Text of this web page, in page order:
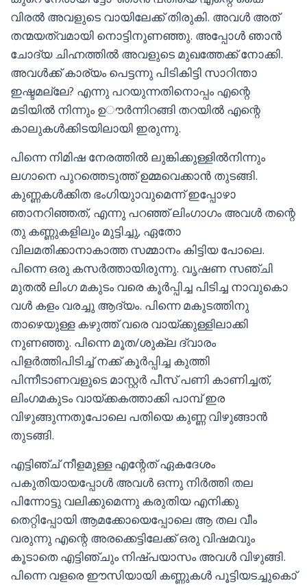
വിരൽ അവളുടെ വായിലേക്ക് തിരുകി. അവൾ അത്
തന്മയത്വമായി നൊട്ടിനുണഞ്ഞു. അപ്പോൾ ഞാൻ
ചോദ്യ ചിഹ്നത്തിൽ അവളുടെ മുഖത്തേക്ക് നോക്കി.
അവൾക്ക് കാര്യം പെട്ടന്നു പിടികിട്ടി സാറിന്താ
ഇഷ്ടമല്ലേ? എന്നു പറയുന്നതിനൊപ്പം എന്റെ
മടിയിൽ നിന്നും ഉൗർന്നിറങ്ങി തറയിൽ എന്റെ
കാലുകൾക്കിടയിലായി ഇരുന്നു.
പിന്നെ നിമിഷ നേരത്തിൽ ലുങ്കിക്കുള്ളിൽനിന്നും
ലഗാനെ പുറത്തെടുത്ത് ഉമ്മവെക്കാൻ തുടങ്ങി.
കുണ്ണകൾക്കിത ഭംഗിയുാവുമെന്ന് ഇപ്പോഴാ
ഞാനറിഞ്ഞത്, എന്നു പറഞ്ഞ് ലിംഗാഗം അവൾ തന്റെ
തു കണ്ണുകളിലും മുട്ടിച്ചു, ഏതോ
വിലമതിക്കാനാകാത്ത സമ്മാനം കിട്ടിയ പോലെ.
പിന്നെ ഒരു കസർത്തായിരുന്നു. വൃഷണ സഞ്ചി
മുതൽ ലിംഗ മകുടം വരെ കൂർപ്പിച്ച പിടിച്ച നാവുകൊ
വൾ കളം വരച്ചു ആദ്യം. പിന്നെ മകുടത്തിനു
താഴെയുള്ള കഴുത്ത് വരെ വായ്ക്കുള്ളിലാക്കി
നുണഞ്ഞു. പിന്നെ മൂത/ശുക്ല ദ്വാരം
പിളർത്തിപിടിച്ച് നക്ക് കൂർപ്പിച്ച കുത്തി
പിന്നീടാണവളുടെ മാസ്റ്റർ പീസ് പണി കാണിച്ചത്,
ലിംഗമകുടം വായ്ക്കകത്താക്കി പാമ്പ് ഇര
വിഴുങ്ങുന്നതുപോലെ പതിയെ കുണ്ണ വിഴുങ്ങാൻ
തുടങ്ങി.
എട്ടിഞ്ച് നീളമുള്ള എന്റേത് ഏകദേശം
പകുതിയായപ്പോൾ അവൾ ഒന്നു നിർത്തി തല
പിന്നോട്ടു വലിക്കുമെന്നു കരുതിയ എനിക്കു
തെറ്റിപ്പോയി ആമക്കോയെപ്പോലെ ആ തല വീം
വരുന്നു എന്റെ അരക്കെട്ടിലേക്ക് ഒരു വിഷമവും
കൂടാതെ എട്ടിഞ്ചും നിഷ്പയാസം അവൾ വിഴുങ്ങി.
പിന്നെ വളരെ ഈസിയായി കണ്ണുകൾ പൂട്ടിയടച്ചുകൊ്